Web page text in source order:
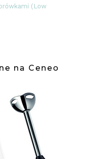
(Low
na Ceneo